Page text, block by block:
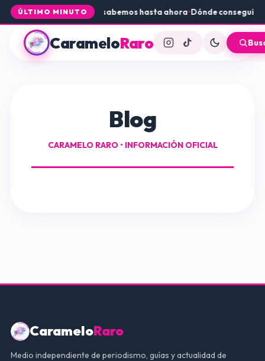
ÚLTIMO MINUTO
PS5 y Xbox: todo lo que sabemos hasta ahora•Dónde conseguir
CarameloRaro
Blog
CARAMELO RARO • INFORMACIÓN OFICIAL
CarameloRaro
Medio independiente de periodismo, guías y actualidad de